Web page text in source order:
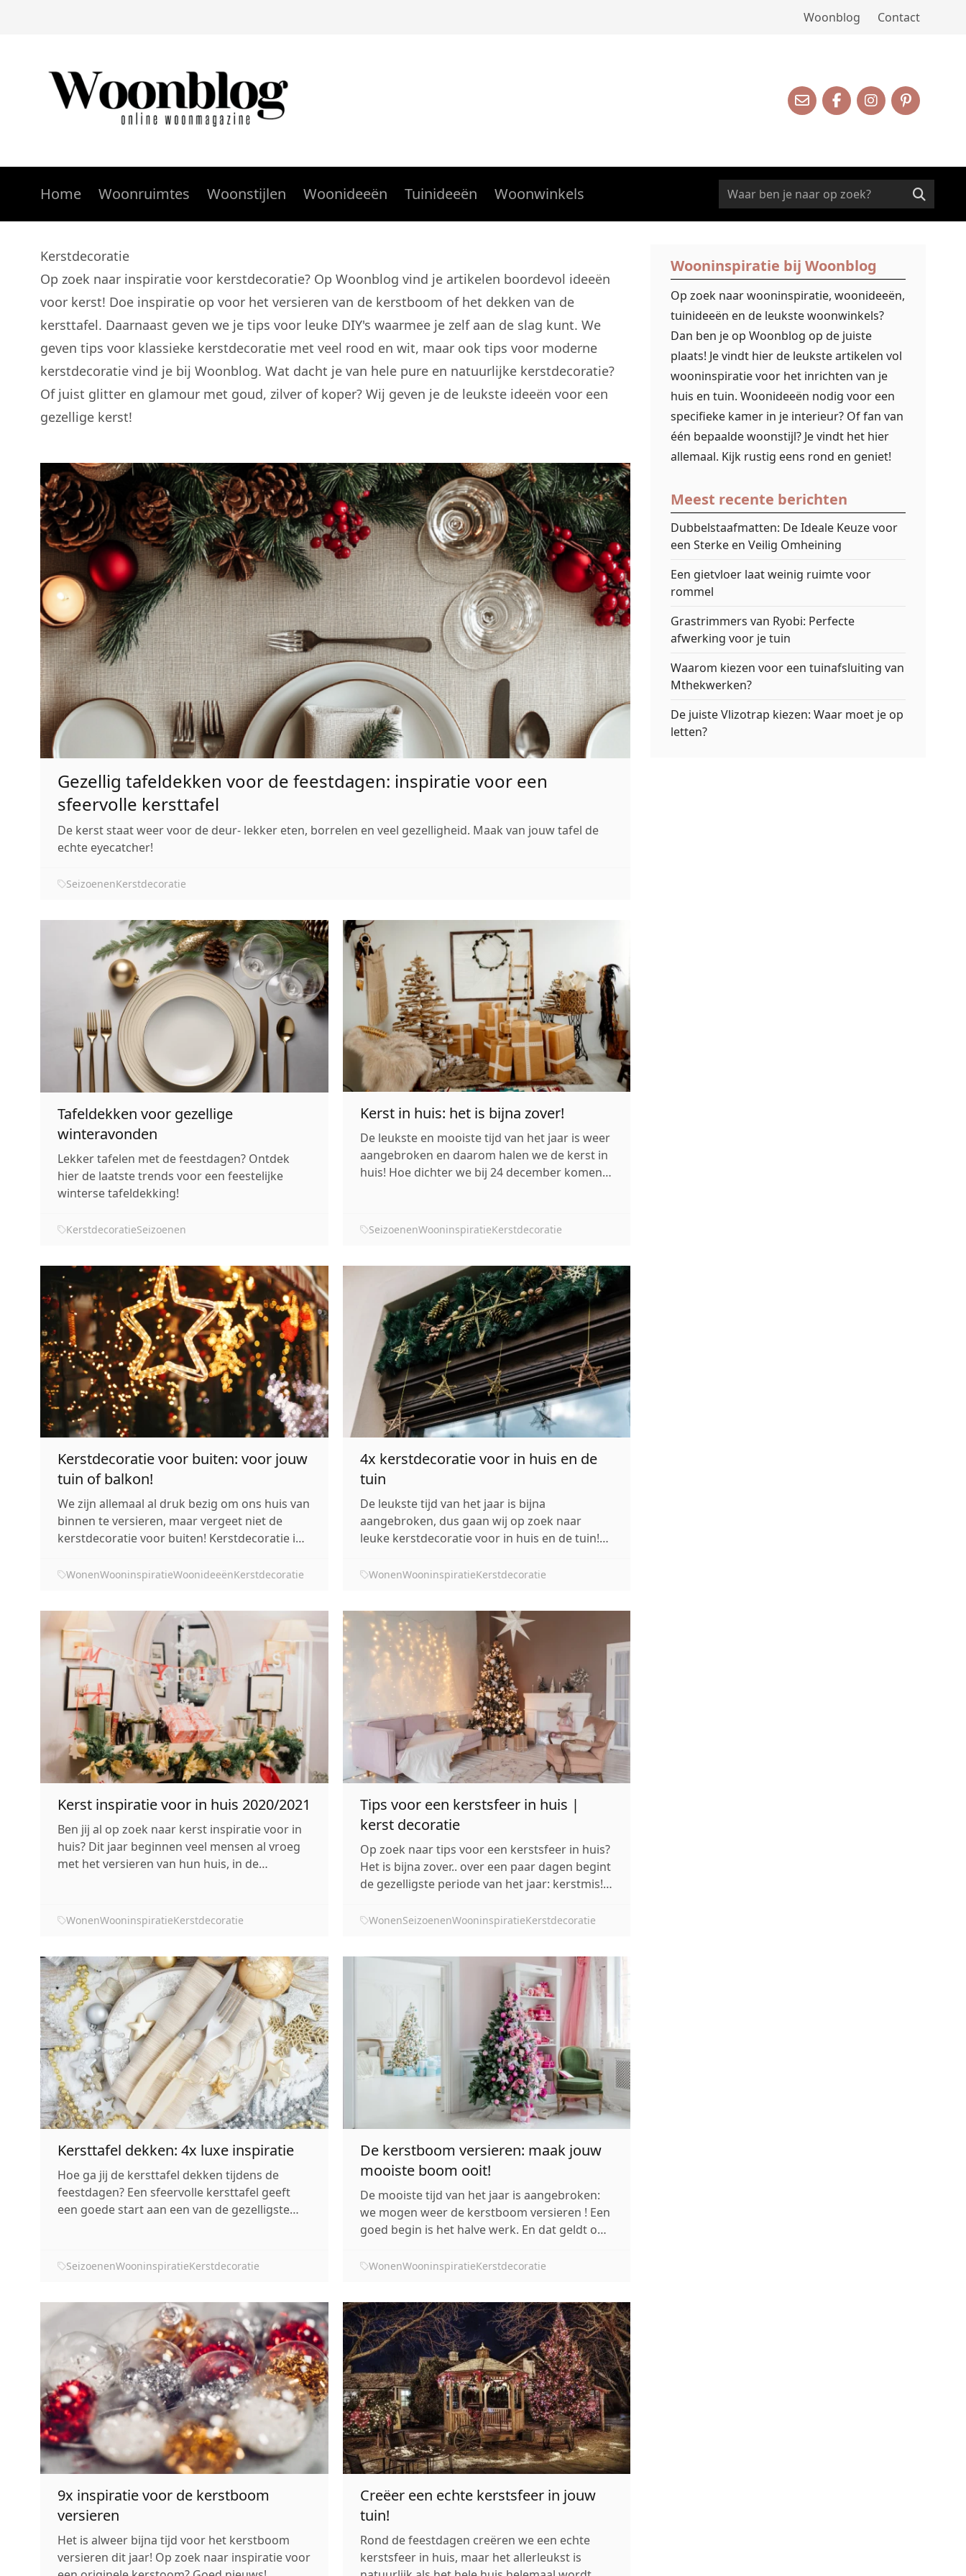
Woonblog Contact
Home Woonruimtes Woonstijlen Woonideeën Tuinideeën Woonwinkels
Kerstdecoratie
Op zoek naar inspiratie voor kerstdecoratie? Op Woonblog vind je artikelen boordevol ideeën
voor kerst! Doe inspiratie op voor het versieren van de kerstboom of het dekken van de
kersttafel. Daarnaast geven we je tips voor leuke DIY's waarmee je zelf aan de slag kunt. We
geven tips voor klassieke kerstdecoratie met veel rood en wit, maar ook tips voor moderne
kerstdecoratie vind je bij Woonblog. Wat dacht je van hele pure en natuurlijke kerstdecoratie?
Of juist glitter en glamour met goud, zilver of koper? Wij geven je de leukste ideeën voor een
gezellige kerst!
Gezellig tafeldekken voor de feestdagen: inspiratie voor een
sfeervolle kersttafel
De kerst staat weer voor de deur- lekker eten, borrelen en veel gezelligheid. Maak van jouw tafel de
echte eyecatcher!
SeizoenenKerstdecoratie
Tafeldekken voor gezellige
winteravonden
Lekker tafelen met de feestdagen? Ontdek
hier de laatste trends voor een feestelijke
winterse tafeldekking!
KerstdecoratieSeizoenen
Kerst in huis: het is bijna zover!
De leukste en mooiste tijd van het jaar is weer
aangebroken en daarom halen we de kerst in
huis! Hoe dichter we bij 24 december komen
meer kerstmuziek en de mensen worden
steeds een beetje vrolijker. Tijdens...
SeizoenenWooninspiratieKerstdecoratie
Kerstdecoratie voor buiten: voor jouw
tuin of balkon!
We zijn allemaal al druk bezig om ons huis van
binnen te versieren, maar vergeet niet de
kerstdecoratie voor buiten! Kerstdecoratie in
uit. Veel mensen denken dat dit onnodig is,
vergeet niet dat je de vers...
WonenWooninspiratieWoonideeënKerstdecoratie
4x kerstdecoratie voor in huis en de
tuin
De leukste tijd van het jaar is bijna
aangebroken, dus gaan wij op zoek naar
leuke kerstdecoratie voor in huis en de tuin!
versieren. Dit jaar, in 2020, verlangt iedereen
Daarom staan in veel huizen de kerstbomen...
WonenWooninspiratieKerstdecoratie
Kerst inspiratie voor in huis 2020/2021
Ben jij al op zoek naar kerst inspiratie voor in
huis? Dit jaar beginnen veel mensen al vroeg
met het versieren van hun huis, in de
Dat is dan ook de reden dat sommige mensen
WonenWooninspiratieKerstdecoratie
Tips voor een kerstsfeer in huis |
kerst decoratie
Op zoek naar tips voor een kerstsfeer in huis?
Het is bijna zover.. over een paar dagen begint
de gezelligste periode van het jaar: kerstmis!
naartoe. We zorgen ervoor dat ons huis er
uit de kast en we doen mo...
WonenSeizoenenWooninspiratieKerstdecoratie
Kersttafel dekken: 4x luxe inspiratie
Hoe ga jij de kersttafel dekken tijdens de
feestdagen? Een sfeervolle kersttafel geeft
een goede start aan een van de gezelligste
tafel te leggen en mooie kaarsen op tafel te
zetten. Het is ook leuk om de eett...
SeizoenenWooninspiratieKerstdecoratie
De kerstboom versieren: maak jouw
mooiste boom ooit!
De mooiste tijd van het jaar is aangebroken:
we mogen weer de kerstboom versieren ! Een
goed begin is het halve werk. En dat geldt ook
goed voorbereid bent. Trek alle
kerstboom in huis. Zet wat kerstmuziek op en
jij be...
WonenWooninspiratieKerstdecoratie
9x inspiratie voor de kerstboom
versieren
Het is alweer bijna tijd voor het kerstboom
versieren dit jaar! Op zoek naar inspiratie voor
Creëer een echte kerstsfeer in jouw
tuin!
Rond de feestdagen creëren we een echte
kerstsfeer in huis, maar het allerleukst is
Wooninspiratie bij Woonblog
Op zoek naar wooninspiratie, woonideeën,
tuinideeën en de leukste woonwinkels?
Dan ben je op Woonblog op de juiste
plaats! Je vindt hier de leukste artikelen vol
wooninspiratie voor het inrichten van je
huis en tuin. Woonideeën nodig voor een
specifieke kamer in je interieur? Of fan van
één bepaalde woonstijl? Je vindt het hier
allemaal. Kijk rustig eens rond en geniet!
Meest recente berichten
Dubbelstaafmatten: De Ideale Keuze voor
een Sterke en Veilig Omheining
Een gietvloer laat weinig ruimte voor
rommel
Grastrimmers van Ryobi: Perfecte
afwerking voor je tuin
Waarom kiezen voor een tuinafsluiting van
Mthekwerken?
De juiste Vlizotrap kiezen: Waar moet je op
letten?